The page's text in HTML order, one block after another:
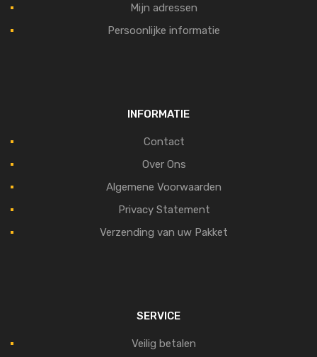
Mijn adressen
Persoonlijke informatie
INFORMATIE
Contact
Over Ons
Algemene Voorwaarden
Privacy Statement
Verzending van uw Pakket
SERVICE
Veilig betalen